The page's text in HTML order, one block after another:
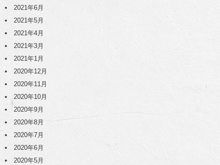
2021年6月
2021年5月
2021年4月
2021年3月
2021年1月
2020年12月
2020年11月
2020年10月
2020年9月
2020年8月
2020年7月
2020年6月
2020年5月